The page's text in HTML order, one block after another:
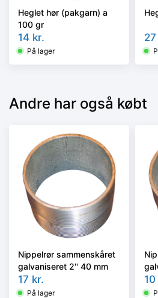
Heglet hør (pakgarn) a
100 gr
14 kr.
På lager
27
Andre har også købt
Nippelrør sammenskåret
galvaniseret 2'' 40 mm
17 kr.
På lager
mm
10